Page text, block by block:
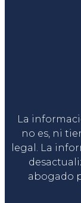
La
no es, ni
legal. La
abogado